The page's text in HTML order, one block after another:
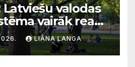
Latviešu valodas
vairāk reaģē
ilgtermiņa
LIĀNA LANGA